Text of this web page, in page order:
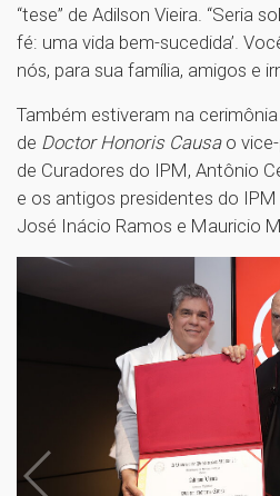
“tese” de Adilson Vieira. “Seria
fé: uma vida bem-sucedida’.
nós, para sua família, amigos e
Também estiveram na
de Doctor Honoris Causa o
de Curadores do IPM, Antônio
e os antigos presidentes do
José Inácio Ramos e Mauricio